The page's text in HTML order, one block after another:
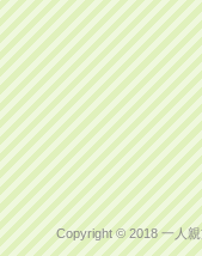
Copyright © 2018 一人